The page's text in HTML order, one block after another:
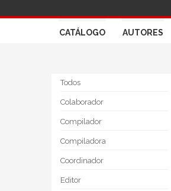
CATÁLOGO AUTORES
Todos
Colaborador
Compilador
Compiladora
Coordinador
Editor